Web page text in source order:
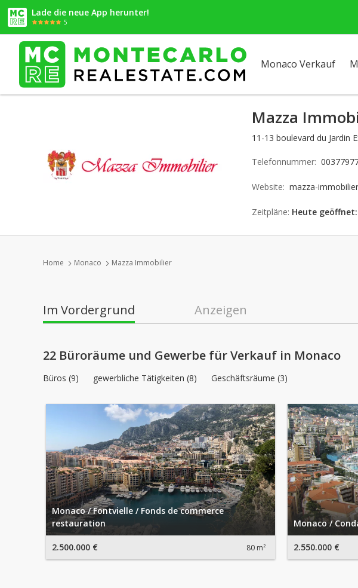
Lade die neue App herunter!
5
Monaco Verkauf
Mazza
11-13 boulevard du Jardin
Telefonnummer:
Website: mazza-
Zeitpläne: Heute geöffnet:
Home Monaco Mazza Immobilier
Im Vordergrund Anzeigen
22 Büroräume und Gewerbe für Verkauf in Monaco
Büros (9) gewerbliche Tätigkeiten (8) Geschäftsräume (3)
Monaco / Fontvielle / Fonds de commerce
restauration
2.500.000 € 80 m²
Monaco /
2.550.000 €